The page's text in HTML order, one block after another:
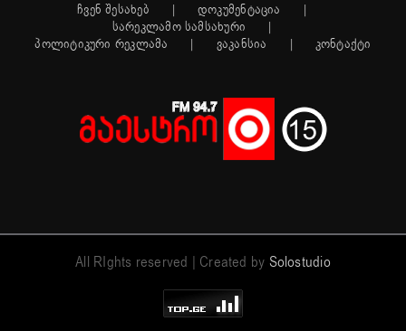
ჩვენ შესახებ
დოკუმენტაცია
სარეკლამო სამსახური
პოლიტიკური რეკლამა
ვაკანსია კონტაქტი
All RIghts reserved | Created by Solostudio